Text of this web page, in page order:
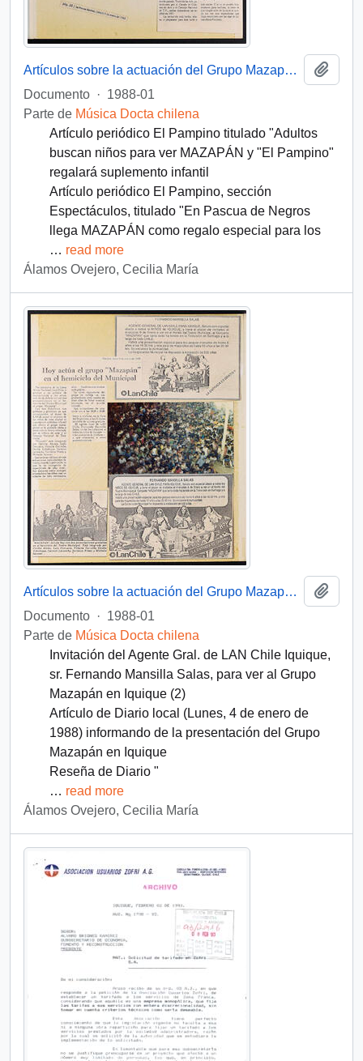
Artículos sobre la actuación del Grupo Mazapán en Iquique
Documento · 1988-01
Parte de Música Docta chilena
Artículo periódico El Pampino titulado "Adultos
buscan niños para ver MAZAPÁN y "El Pampino"
regalará suplemento infantil
Artículo periódico El Pampino, sección
Espectáculos, titulado "En Pascua de Negros
llega MAZAPÁN como regalo especial para los
… read more
Álamos Ovejero, Cecilia María
Artículos sobre la actuación del Grupo Mazapán en Iquique
Documento · 1988-01
Parte de Música Docta chilena
Invitación del Agente Gral. de LAN Chile Iquique,
sr. Fernando Mansilla Salas, para ver al Grupo
Mazapán en Iquique (2)
Artículo de Diario local (Lunes, 4 de enero de
1988) informando de la presentación del Grupo
Mazapán en Iquique
Reseña de Diario "
… read more
Álamos Ovejero, Cecilia María